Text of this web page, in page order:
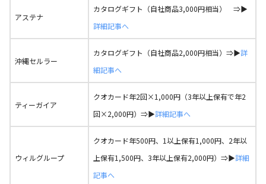
アステナ
カタログギフト（自社商品3,000円相当） ⇒▶
詳細記事へ
沖縄セルラー
カタログギフト（自社商品2,000円相当）⇒▶詳
細記事へ
ティーガイア
クオカード年2回×1,000円（3年以上保有で年2
回×2,000円）⇒▶詳細記事へ
ウィルグループ
クオカード年500円、1以上保有1,000円、2年以
上保有1,500円、3年以上保有2,000円）⇒▶詳細
記事へ